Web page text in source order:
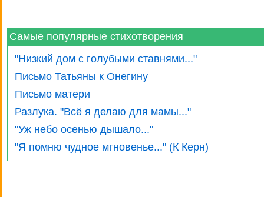
Самые популярные стихотворения
"Низкий дом с голубыми ставнями..."
Письмо Татьяны к Онегину
Письмо матери
Разлука. "Всё я делаю для мамы..."
"Уж небо осенью дышало..."
"Я помню чудное мгновенье..." (К Керн)